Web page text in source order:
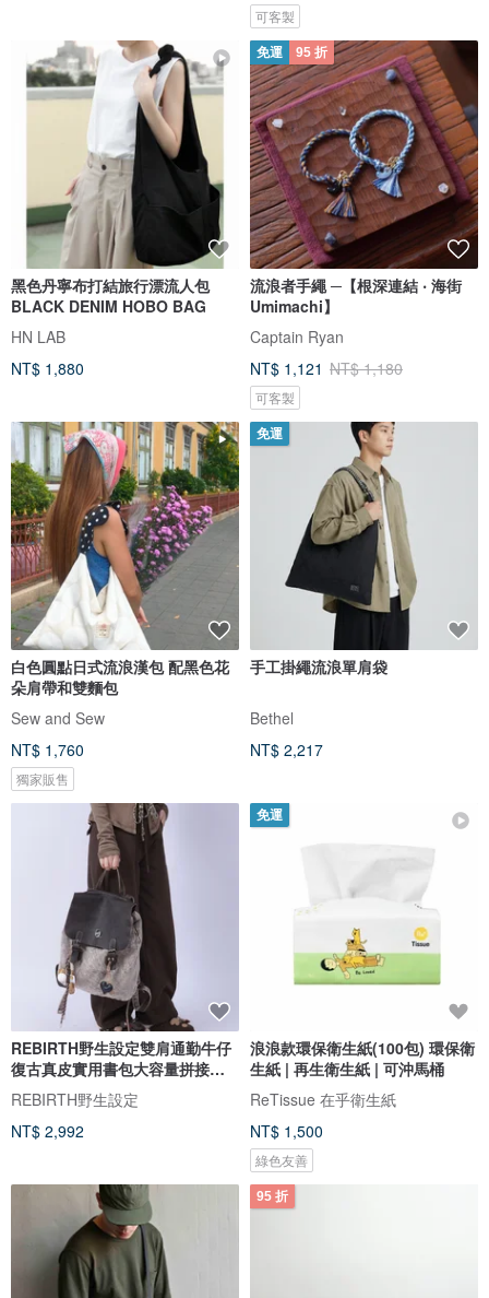
可客製
黑色丹寧布打結旅行漂流人包
BLACK DENIM HOBO BAG
HN LAB
NT$ 1,880
免運 95 折
流浪者手繩 ─【根深連結 ‧ 海街
Umimachi】
Captain Ryan
NT$ 1,121 NT$ 1,180
可客製
白色圓點日式流浪漢包 配黑色花
朵肩帶和雙麵包
Sew and Sew
NT$ 1,760
獨家販售
免運
手工掛繩流浪單肩袋
Bethel
NT$ 2,217
REBIRTH野生設定雙肩通勤牛仔
復古真皮實用書包大容量拼接流
浪包
REBIRTH野生設定
NT$ 2,992
免運
浪浪款環保衛生紙(100包) 環保衛
生紙 | 再生衛生紙 | 可沖馬桶
ReTissue 在乎衛生紙
NT$ 1,500
綠色友善
95 折